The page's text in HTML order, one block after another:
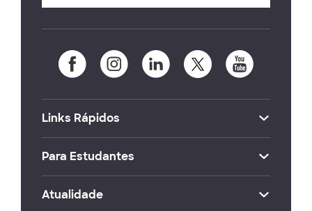
Links Rápidos
Para Estudantes
Atualidade